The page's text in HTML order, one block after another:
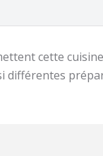
cette
différentes